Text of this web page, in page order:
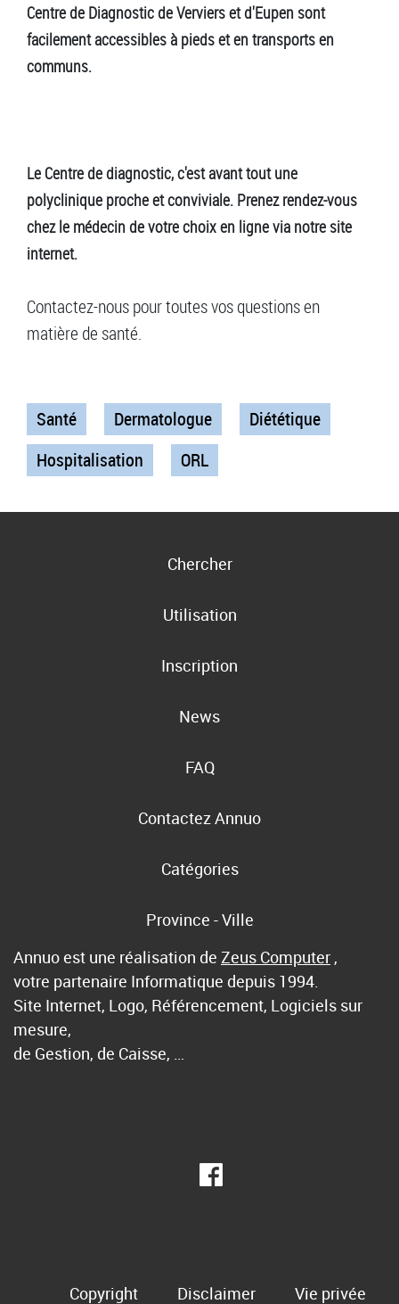
Centre de Diagnostic de Verviers et d'Eupen sont
facilement accessibles à pieds et en transports en
communs.
Le Centre de diagnostic, c'est avant tout une
polyclinique proche et conviviale. Prenez rendez-vous
chez le médecin de votre choix en ligne via notre site
internet.
Contactez-nous pour toutes vos questions en
matière de santé.
Santé Dermatologue
Diététique
Hospitalisation
ORL
Chercher
Utilisation
Inscription
News
FAQ
Contactez Annuo
Catégories
Province - Ville
Annuo est une réalisation de Zeus Computer ,
votre partenaire Informatique depuis 1994.
Site Internet, Logo, Référencement, Logiciels sur
mesure,
de Gestion, de Caisse, …
Copyright Disclaimer Vie privée